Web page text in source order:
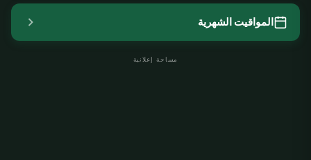
المواقيت الشهرية
مساحة إعلانية